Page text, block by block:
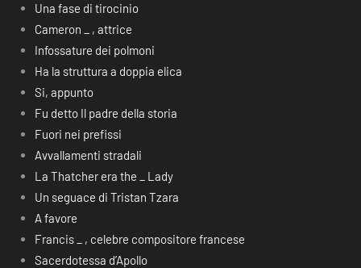
Una fase di tirocinio
Cameron _ , attrice
Infossature dei polmoni
Ha la struttura a doppia elica
Si, appunto
Fu detto Il padre della storia
Fuori nei prefissi
Avvallamenti stradali
La Thatcher era the _ Lady
Un seguace di Tristan Tzara
A favore
Francis _ , celebre compositore francese
Sacerdotessa d’Apollo